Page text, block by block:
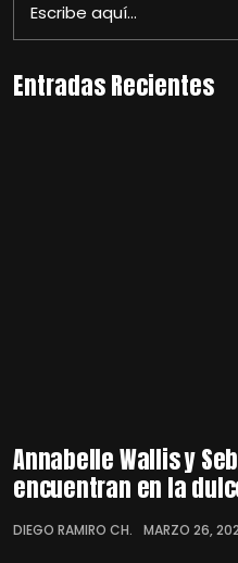
Entradas Recientes
Annabelle Wallis y
encuentran en la
DIEGO RAMIRO CH. MARZO 26,